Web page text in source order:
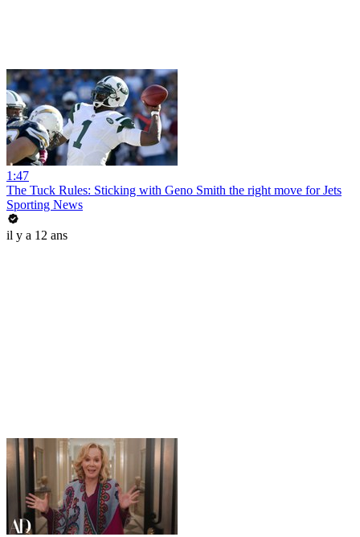
1:47
The Tuck Rules: Sticking with Geno Smith the right move for Jets
Sporting News
il y a 12 ans